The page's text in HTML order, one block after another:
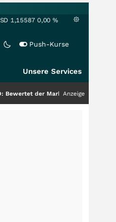
1,15587 0,00 %
Push-Kurse
Unsere Services
Markt noch immer nur die Hälfte
Anzeige